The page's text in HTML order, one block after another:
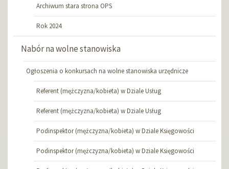
Archiwum stara strona OPS
Rok 2024
Nabór na wolne stanowiska
Ogłoszenia o konkursach na wolne stanowiska urzędnicze
Referent (mężczyzna/kobieta) w Dziale Usług
Referent (mężczyzna/kobieta) w Dziale Usług
Podinspektor (mężczyzna/kobieta) w Dziale Księgowości
Podinspektor (mężczyzna/kobieta) w Dziale Księgowości